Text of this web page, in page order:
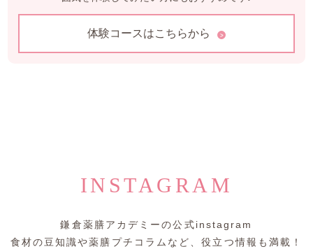
体験コースはこちらから >
INSTAGRAM
鎌倉薬膳アカデミーの公式instagram
食材の豆知識や薬膳プチコラムなど、役立つ情報も満載！